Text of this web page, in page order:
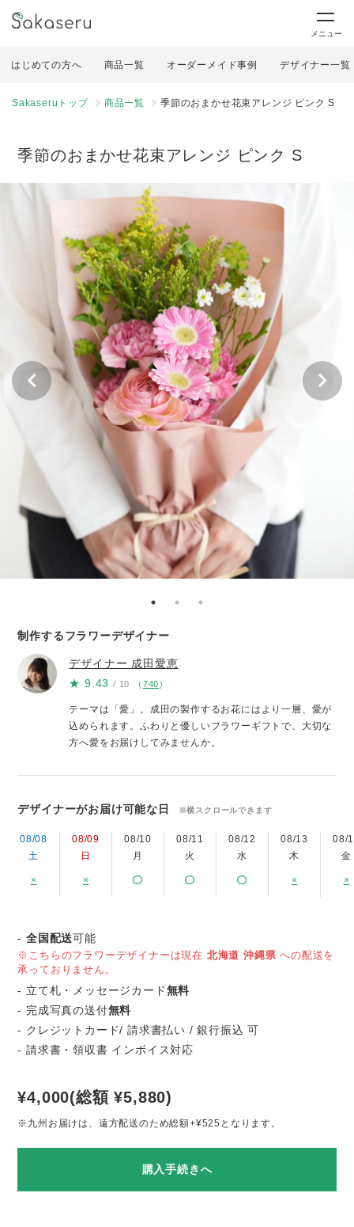
メニュー
はじめての方へ 商品一覧 オーダーメイド事例 デザイナー一覧
Sakaseruトップ 商品一覧 季節のおまかせ花束アレンジ ピンク S
季節のおまかせ花束アレンジ ピンク S
制作するフラワーデザイナー
デザイナー 成田愛恵
★ 9.43 / 10 （ 740 ）
テーマは「愛」。成田の製作するお花にはより一層、愛が
込められます。ふわりと優しいフラワーギフトで、大切な
方へ愛をお届けしてみませんか。
デザイナーがお届け可能な日 ※横スクロールできます
08/08
土
×
08/09
日
×
08/10
月
08/11
火
08/12
水
08/13
木
×
08/
金
×
-全国配送可能
※こちらのフラワーデザイナーは現在 北海道沖縄県への配送を
承っておりません。
- 立て札・メッセージカード無料
- 完成写真の送付無料
- クレジットカード/ 請求書払い / 銀行振込 可
- 請求書・領収書 インボイス対応
¥4,000(総額 ¥5,880)
※九州お届けは、遠方配送のため総額+¥525となります。
購入手続きへ